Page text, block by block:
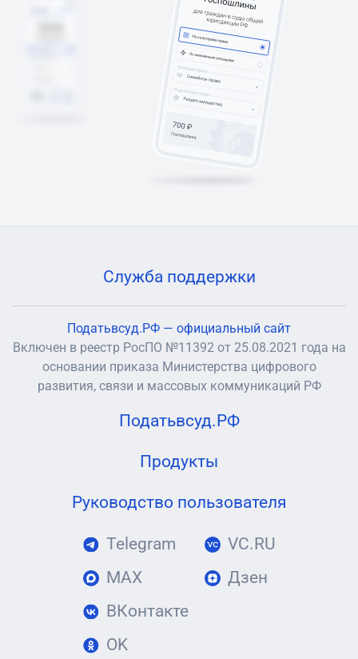
Служба поддержки
Податьвсуд.РФ — официальный сайт
Включен в реестр РосПО №11392 от 25.08.2021 года на
основании приказа Министерства цифрового
развития, связи и массовых коммуникаций РФ
Податьвсуд.РФ
Продукты
Руководство пользователя
Telegram
MAX
ВКонтакте
OK
VC.RU
Дзен